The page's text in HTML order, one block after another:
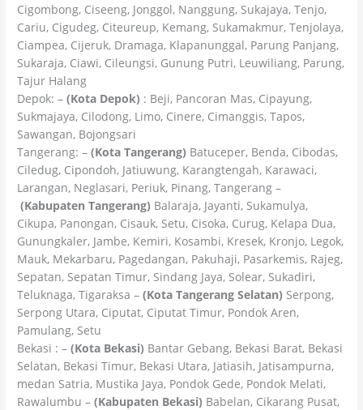
Cigombong, Ciseeng, Jonggol, Nanggung, Sukajaya, Tenjo,
Cariu, Cigudeg, Citeureup, Kemang, Sukamakmur, Tenjolaya,
Ciampea, Cijeruk, Dramaga, Klapanunggal, Parung Panjang,
Sukaraja, Ciawi, Cileungsi, Gunung Putri, Leuwiliang, Parung,
Tajur Halang
Depok: –(Kota Depok) : Beji, Pancoran Mas, Cipayung,
Sukmajaya, Cilodong, Limo, Cinere, Cimanggis, Tapos,
Sawangan, Bojongsari
Tangerang: –(Kota Tangerang) Batuceper, Benda, Cibodas,
Ciledug, Cipondoh, Jatiuwung, Karangtengah, Karawaci,
Larangan, Neglasari, Periuk, Pinang, Tangerang –
(Kabupaten Tangerang) Balaraja, Jayanti, Sukamulya,
Cikupa, Panongan, Cisauk, Setu, Cisoka, Curug, Kelapa Dua,
Gunungkaler, Jambe, Kemiri, Kosambi, Kresek, Kronjo, Legok,
Mauk, Mekarbaru, Pagedangan, Pakuhaji, Pasarkemis, Rajeg,
Sepatan, Sepatan Timur, Sindang Jaya, Solear, Sukadiri,
Teluknaga, Tigaraksa –(Kota Tangerang Selatan) Serpong,
Serpong Utara, Ciputat, Ciputat Timur, Pondok Aren,
Pamulang, Setu
Bekasi : –(Kota Bekasi) Bantar Gebang, Bekasi Barat, Bekasi
Selatan, Bekasi Timur, Bekasi Utara, Jatiasih, Jatisampurna,
medan Satria, Mustika Jaya, Pondok Gede, Pondok Melati,
Rawalumbu –(Kabupaten Bekasi) Babelan, Cikarang Pusat,